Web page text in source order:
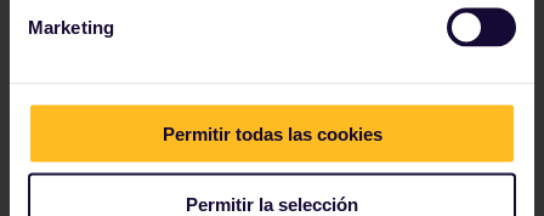
Marketing
Permitir todas las cookies
Permitir la selección
Puro romanticismo